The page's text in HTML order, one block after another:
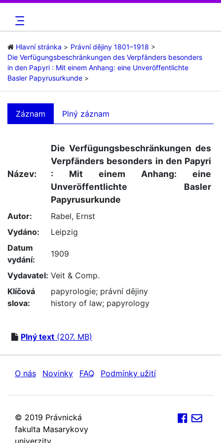
Hlavní stránka
Právní dějiny 1801–1918
Die Verfügungsbeschränkungen des Verpfänders besonders
in den Papyri : Mit einem Anhang: eine Unveröffentlichte
Basler Papyrusurkunde
Záznam Plný záznam
Název:
Die Verfügungsbeschränkungen des
Verpfänders besonders in den Papyri
: Mit einem Anhang: eine
Unveröffentlichte Basler
Papyrusurkunde
Autor:
Rabel, Ernst
Vydáno:
Leipzig
Datum
vydání:
1909
Vydavatel: Veit & Comp.
Klíčová
slova:
papyrologie; právní dějiny
history of law; papyrology
Plný text (207. MB)
O nás Novinky FAQ Podmínky užití
© 2019 Právnická
fakulta Masarykovy
univerzity